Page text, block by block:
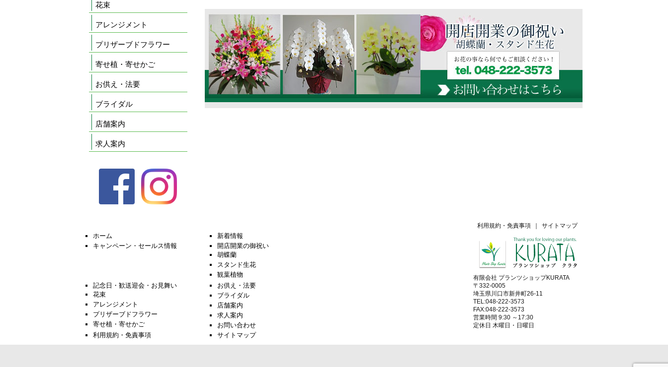
花束
アレンジメント
プリザーブドフラワー
寄せ植・寄せかご
お供え・法要
ブライダル
店舗案内
求人案内
ホーム
新着情報
キャンペーン・セールス情報
開店開業の御祝い
胡蝶蘭
スタンド生花
観葉植物
記念日・歓送迎会・お見舞い
花束
アレンジメント
プリザーブドフラワー
寄せ植・寄せかご
お供え・法要
ブライダル
店舗案内
求人案内
お問い合わせ
利用規約・免責事項
サイトマップ
サイトマップ
利用規約・免責事項
有限会社 プランツショップKURATA
〒332-0005
埼玉県川口市新井町26-11
TEL:048-222-3573
FAX:048-222-3573
営業時間 9:30 ～17:30
定休日 木曜日・日曜日